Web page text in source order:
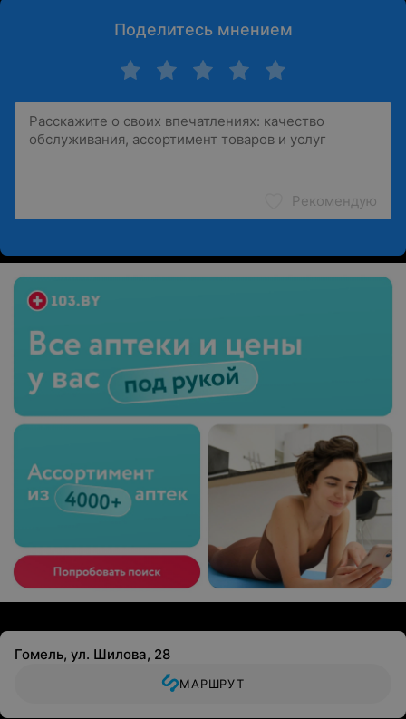
Поделитесь мнением
Рекомендую
Гомель, ул. Шилова, 28
МАРШРУТ